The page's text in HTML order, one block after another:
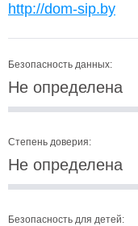
http://dom-sip.by
Безопасность данных:
Не определена
Степень доверия:
Не определена
Безопасность для детей: